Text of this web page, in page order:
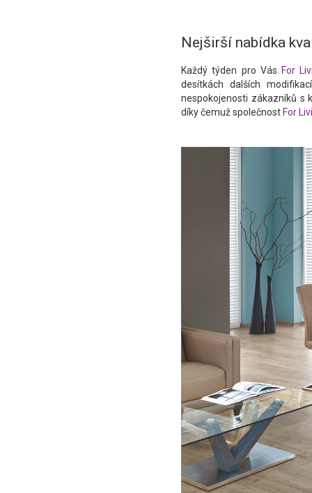
Nejširší nabídka
Každý týden pro Vás For
desítkách dalších
nespokojenosti zákazníků s
díky čemuž společnost For